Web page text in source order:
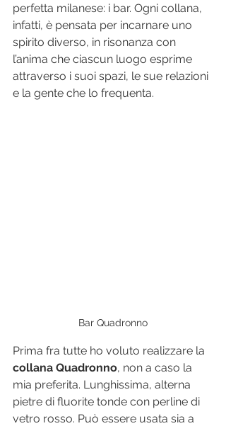
perfetta milanese: i bar. Ogni collana,
infatti, è pensata per incarnare uno
spirito diverso, in risonanza con
l’anima che ciascun luogo esprime
attraverso i suoi spazi, le sue relazioni
e la gente che lo frequenta.
Bar Quadronno
Prima fra tutte ho voluto realizzare la
collana Quadronno, non a caso la
mia preferita. Lunghissima, alterna
pietre di fluorite tonde con perline di
vetro rosso. Può essere usata sia a